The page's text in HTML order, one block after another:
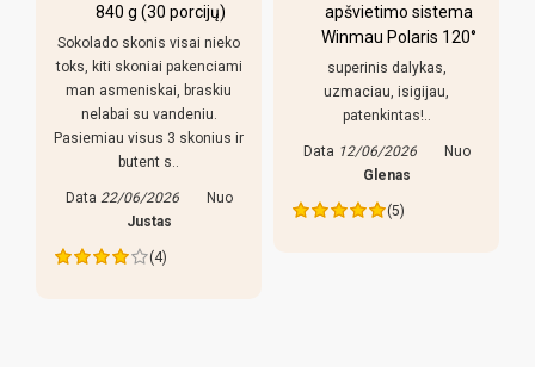
840 g (30 porcijų)
Sokolado skonis visai nieko
toks, kiti skoniai pakenciami
man asmeniskai, braskiu
nelabai su vandeniu.
Pasiemiau visus 3 skonius ir
butent s..
Data 22/06/2026
Nuo
Justas
(4)
apšvietimo sistema
Winmau Polaris 120°
superinis dalykas,
uzmaciau, isigijau,
patenkintas!..
Data 12/06/2026
Nuo
Glenas
(5)